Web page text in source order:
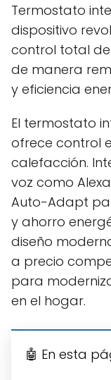
Termostato
dispositivo
control total
de manera
y eficiencia
El termostato
ofrece control
calefacción.
voz como
Auto-Adapt
y ahorro
diseño
a precio
para
en el hogar.
🤖 En esta